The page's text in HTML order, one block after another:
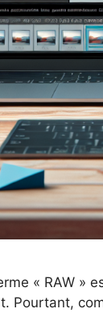
« RAW »
Pourtant,